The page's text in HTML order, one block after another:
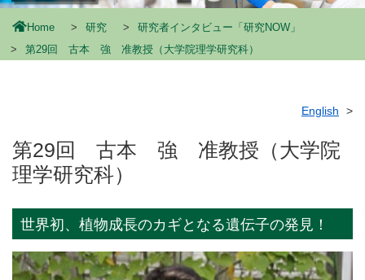
動
Home 研究
研究者インタビュー「研究NOW」
第29回 古本 強 准教授（大学院理学研究科）
English
第29回 古本 強 准教授（大学院
理学研究科）
世界初、植物成長のカギとなる遺伝子の発見！